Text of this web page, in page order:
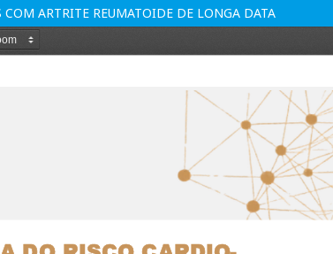
ARTRITE REUMATOIDE DE LONGA DATA